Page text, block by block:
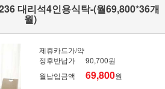
대리석4인용식탁-(월69,800*36개
월)
제휴카드가/약
정후반납가
90,700원
월납입금액
69,800원